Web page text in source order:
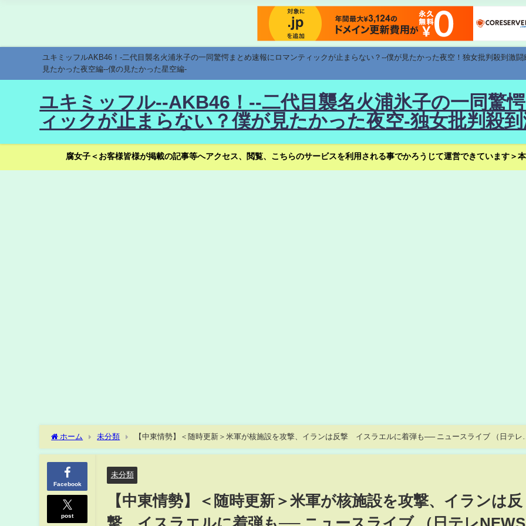
ユキミッフルAKB46！-二代目襲名火浦氷子の一同驚愕まとめ速報にロマンティックが止まらない？--僕が見たかった夜空！独女批判殺到激
見たかった夜空編--僕の見たかった星空編-
ユキミッフル--AKB46！--二代目襲名火浦氷子の一同驚
ィックが止まらない？僕が見たかった夜空-独女批判殺
腐女子＜お客様皆様が掲載の記事等へアクセス、閲覧、こちらのサービスを利用される事でかろうじて運営できています＞
ホーム 未分類
【中東情勢】＜随時更新＞米軍が核施設を攻撃、イランは反撃 イスラエルに着弾も── ニュースライブ （日テレ
NEWS LIVE）
Facebook
post
未分類
【中東情勢】＜随時更新＞米軍が核施設を攻撃、イランは反